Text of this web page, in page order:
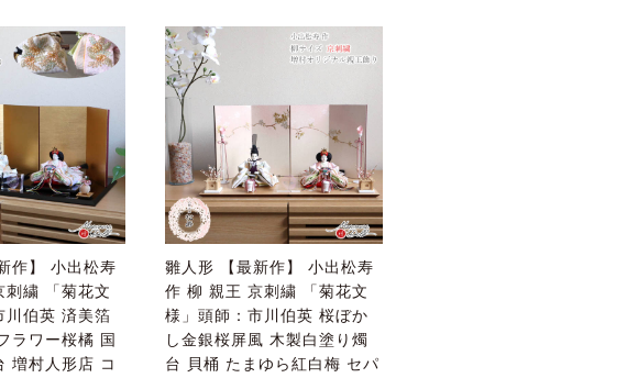
作】 小出松寿
繍 「菊花文
川伯英 済美箔
ラワー桜橘 国
増村人形店 コ
雛人形 【最新作】 小出松寿
作 柳 親王 京刺繍 「菊花文
様」頭師：市川伯英 桜ぼか
し金銀桜屏風 木製白塗り燭
台 貝桶 たまゆら紅白梅 セパ